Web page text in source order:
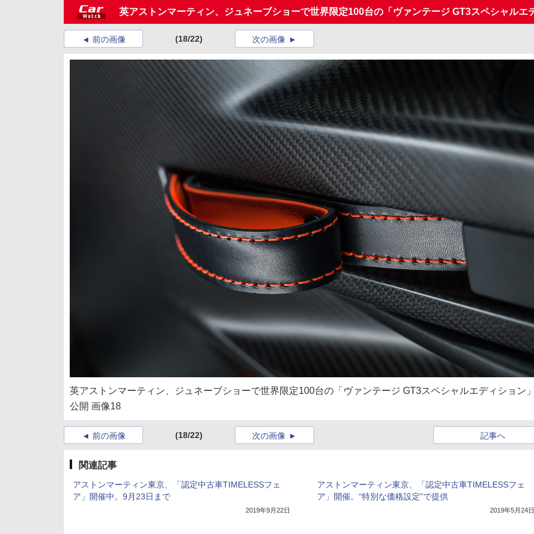
英アストンマーティン、ジュネーブショーで世界限定100台の「ヴァンテージ GT3スペシャルエ
前の画像 (18/22) 次の画像
英アストンマーティン、ジュネーブショーで世界限定100台の「ヴァンテージ GT3スペシャルエディション
公開 画像18
前の画像 (18/22) 次の画像 記事へ
関連記事
アストンマーティン東京、「認定中古車TIMELESSフェ
ア」開催中。9月23日まで
2019年9月22日
アストンマーティン東京、「認定中古車TIMELESSフェ
ア」開催。“特別な価格設定”で提供
2019年5月24日